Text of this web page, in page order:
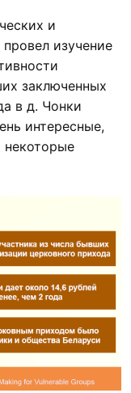
и
изучение
заключенных
в д. Чонки
интересные,
некоторые